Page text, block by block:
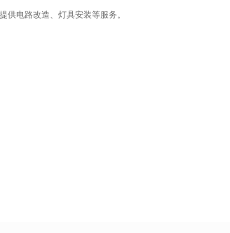
供电路改造、灯具安装等服务。